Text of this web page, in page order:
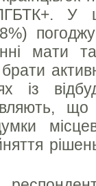
У
мати
брати
із